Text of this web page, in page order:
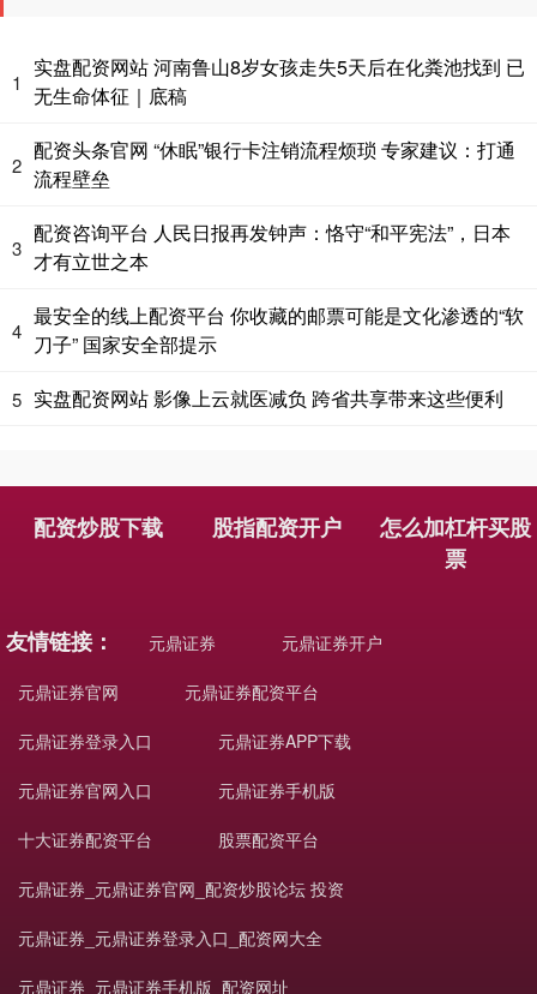
1
实盘配资网站 河南鲁山8岁女孩走失5天后在化粪池找到 已
无生命体征｜底稿
2
配资头条官网 “休眠”银行卡注销流程烦琐 专家建议：打通
流程壁垒
3
配资咨询平台 人民日报再发钟声：恪守“和平宪法”，日本
才有立世之本
4
最安全的线上配资平台 你收藏的邮票可能是文化渗透的“软
刀子” 国家安全部提示
5 实盘配资网站 影像上云就医减负 跨省共享带来这些便利
配资炒股下载 股指配资开户
怎么加杠杆买股
票
友情链接： 元鼎证券 元鼎证券开户
元鼎证券官网 元鼎证券配资平台
元鼎证券登录入口 元鼎证券APP下载
元鼎证券官网入口 元鼎证券手机版
十大证券配资平台 股票配资平台
元鼎证券_元鼎证券官网_配资炒股论坛 投资
元鼎证券_元鼎证券登录入口_配资网大全
元鼎证券_元鼎证券手机版_配资网址